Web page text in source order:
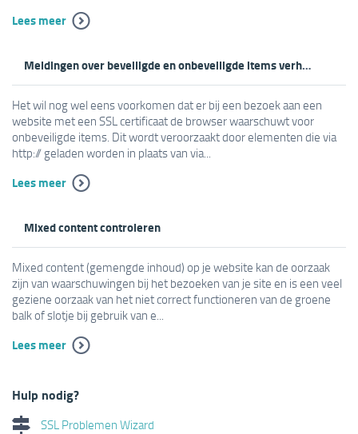
Lees meer
Meldingen over beveiligde en onbeveiligde items verhelpen
Het wil nog wel eens voorkomen dat er bij een bezoek aan een
website met een SSL certificaat de browser waarschuwt voor
onbeveiligde items. Dit wordt veroorzaakt door elementen die via
http:// geladen worden in plaats van via...
Lees meer
Mixed content controleren
Mixed content (gemengde inhoud) op je website kan de oorzaak
zijn van waarschuwingen bij het bezoeken van je site en is een veel
geziene oorzaak van het niet correct functioneren van de groene
balk of slotje bij gebruik van e...
Lees meer
Hulp nodig?
SSL Problemen Wizard